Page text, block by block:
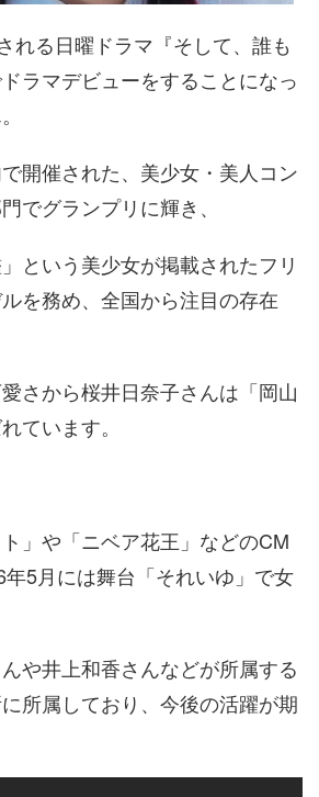
れる日曜ドラマ『そして、誰も
ラマデビューをすることになっ
開催された、美少女・美人コン
でグランプリに輝き、
という美少女が掲載されたフリ
を務め、全国から注目の存在
さから桜井日奈子さんは「岡山
ています。
ト」や「ニベア花王」などのCM
5月には舞台「それいゆ」で女
や井上和香さんなどが所属する
所属しており、今後の活躍が期